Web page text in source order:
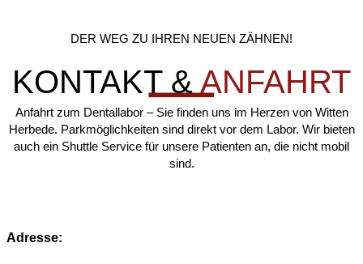
DER WEG ZU IHREN NEUEN ZÄHNEN!
KONTAKT & ANFAHRT
Anfahrt zum Dentallabor – Sie finden uns im Herzen von Witten
Herbede. Parkmöglichkeiten sind direkt vor dem Labor. Wir bieten
auch ein Shuttle Service für unsere Patienten an, die nicht mobil
sind.
Adresse: